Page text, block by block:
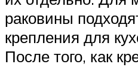
раковины
крепления для
После того, как